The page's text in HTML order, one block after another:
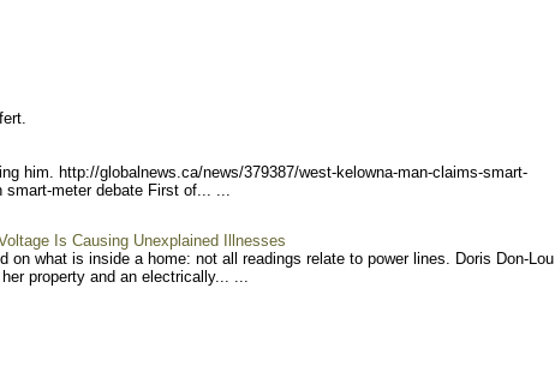
him. http://globalnews.ca/news/379387/west-kelowna-man-claims-smart-
smart-meter debate First of... ...
Is Causing Unexplained Illnesses
what is inside a home: not all readings relate to power lines. Doris Don-Lou
property and an electrically... ...